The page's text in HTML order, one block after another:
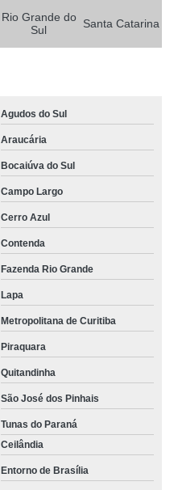
Rio Grande do
Sul
Santa Catarina
Agudos do Sul
Araucária
Bocaiúva do Sul
Campo Largo
Cerro Azul
Contenda
Fazenda Rio Grande
Lapa
Metropolitana de Curitiba
Piraquara
Quitandinha
São José dos Pinhais
Tunas do Paraná
Ceilândia
Entorno de Brasília